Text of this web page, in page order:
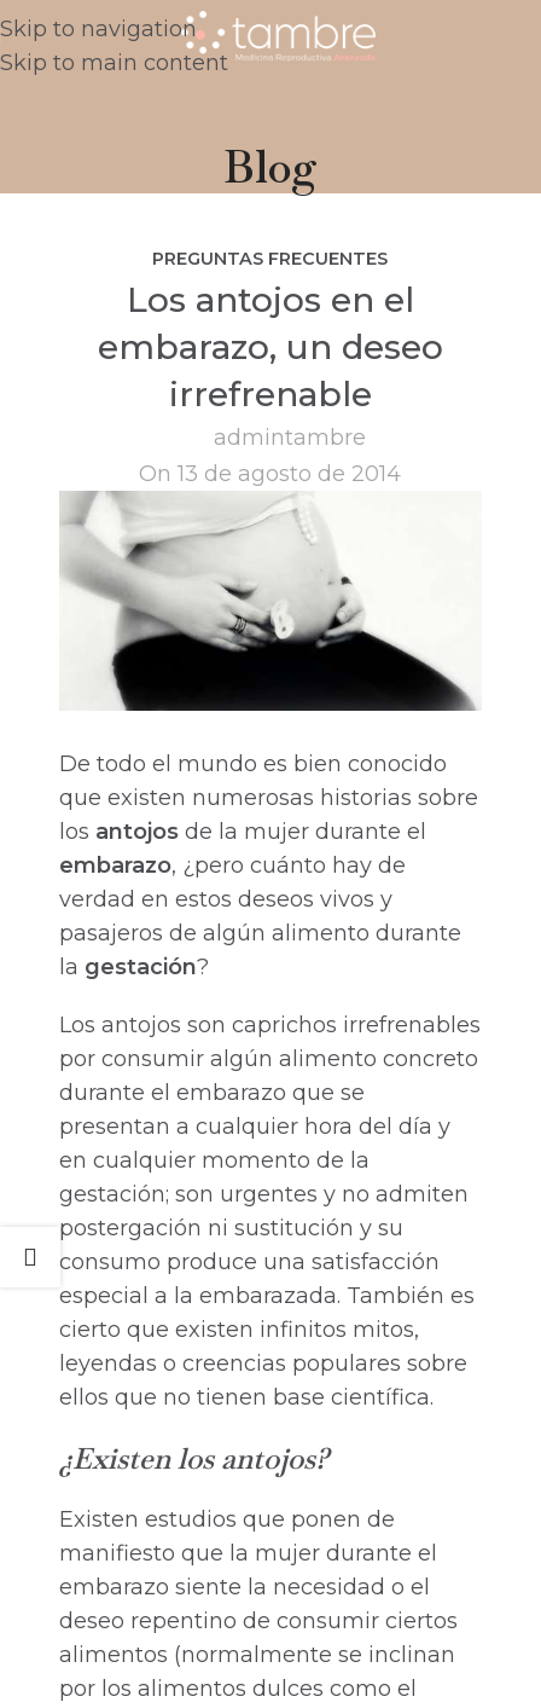
Skip to navigation
Skip to main content
Blog
PREGUNTAS FRECUENTES
Los antojos en el
embarazo, un deseo
irrefrenable
admintambre
On 13 de agosto de 2014
De todo el mundo es bien conocido
que existen numerosas historias sobre
los antojos de la mujer durante el
embarazo, ¿pero cuánto hay de
verdad en estos deseos vivos y
pasajeros de algún alimento durante
la gestación?
Los antojos son caprichos irrefrenables
por consumir algún alimento concreto
durante el embarazo que se
presentan a cualquier hora del día y
en cualquier momento de la
gestación; son urgentes y no admiten
postergación ni sustitución y su
consumo produce una satisfacción
especial a la embarazada. También es
cierto que existen infinitos mitos,
leyendas o creencias populares sobre
ellos que no tienen base científica.
¿Existen los antojos?
Existen estudios que ponen de
manifiesto que la mujer durante el
embarazo siente la necesidad o el
deseo repentino de consumir ciertos
alimentos (normalmente se inclinan
por los alimentos dulces como el